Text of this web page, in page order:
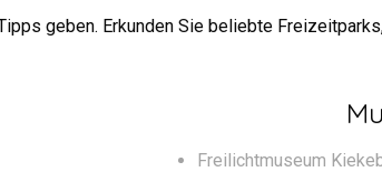
geben. Erkunden Sie beliebte
Freilichtmuseum